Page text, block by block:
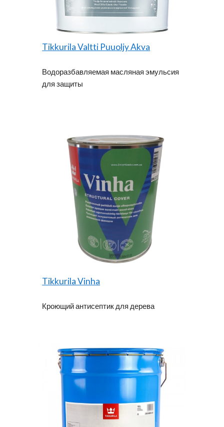
Tikkurila Valtti Puuoljy Akva
Водоразбавляемая масляная эмульсия
для защиты
Tikkurila Vinha
Кроющий антисептик для дерева